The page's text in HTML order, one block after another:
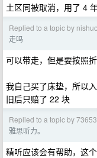
土区同被取消，用了 4
Replied to a topic by
走吗
可以带走，但是要按照
我自己买了床垫，所以
旧后只赔了 22 块
Replied to a topic by
雅思听力。
精听应该会有帮助，这